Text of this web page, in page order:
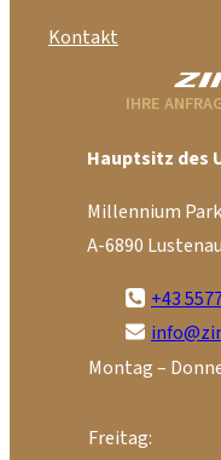
Kontakt
IHRE
Hauptsitz des
Millennium
A-6890 Lustenau
+43
Montag –
Freitag: